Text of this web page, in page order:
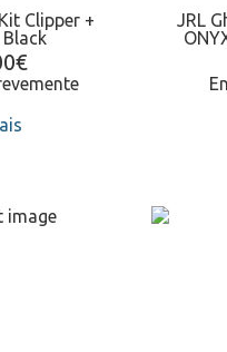
Clipper +
€
JRL